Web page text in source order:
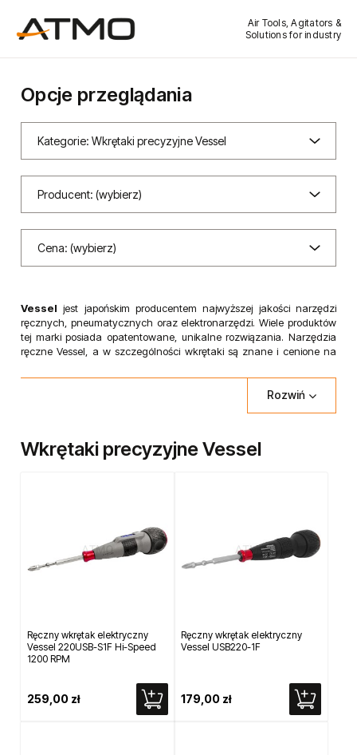
Air Tools, Agitators &
Solutions for industry
Opcje przeglądania
Kategorie: Wkrętaki precyzyjne Vessel
Producent: (wybierz)
Cena: (wybierz)
Vessel jest japońskim producentem najwyższej jakości narzędzi
ręcznych, pneumatycznych oraz elektronarzędzi. Wiele produktów
tej marki posiada opatentowane, unikalne rozwiązania. Narzędzia
ręczne Vessel, a w szczególności wkrętaki są znane i cenione na
W tej kategorii prezentujemy precyzyjne wkrętaki ręczne Vessel.
Rozwiń
Wkrętaki precyzyjne Vessel
Ręczny wkrętak elektryczny
Vessel 220USB-S1F Hi-Speed
1200 RPM
259,00 zł
Ręczny wkrętak elektryczny
Vessel USB220-1F
179,00 zł